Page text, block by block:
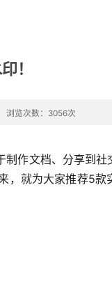
！
浏览次数：3056次
作文档、分享到社
，就为大家推荐5款